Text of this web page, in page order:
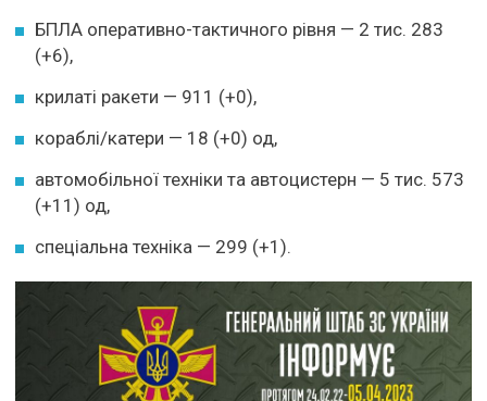
БПЛА оперативно-тактичного рівня — 2 тис. 283
(+6),
крилаті ракети — 911 (+0),
кораблі/катери — 18 (+0) од,
автомобільної техніки та автоцистерн — 5 тис. 573
(+11) од,
спеціальна техніка — 299 (+1).